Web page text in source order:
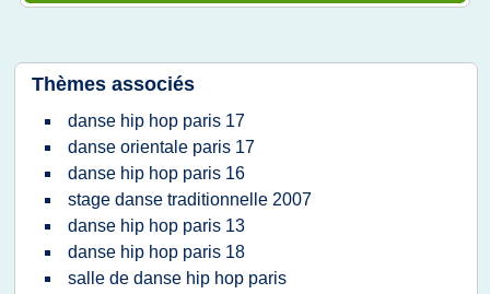
Thèmes associés
danse hip hop paris 17
danse orientale paris 17
danse hip hop paris 16
stage danse traditionnelle 2007
danse hip hop paris 13
danse hip hop paris 18
salle de danse hip hop paris